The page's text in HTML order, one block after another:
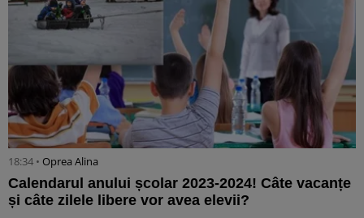
18:34 • Oprea Alina
Calendarul anului școlar 2023-2024! Câte vacanțe
și câte zilele libere vor avea elevii?